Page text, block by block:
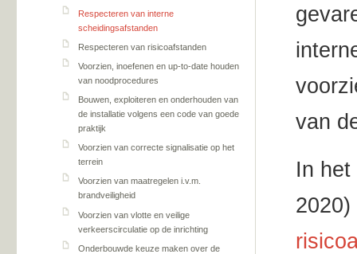
Respecteren van interne
scheidingsafstanden
Respecteren van risicoafstanden
Voorzien, inoefenen en up-to-date houden
van noodprocedures
Bouwen, exploiteren en onderhouden van
de installatie volgens een code van goede
praktijk
Voorzien van correcte signalisatie op het
terrein
Voorzien van maatregelen i.v.m.
brandveiligheid
Voorzien van vlotte en veilige
verkeerscirculatie op de inrichting
Onderbouwde keuze maken over de
van
In het